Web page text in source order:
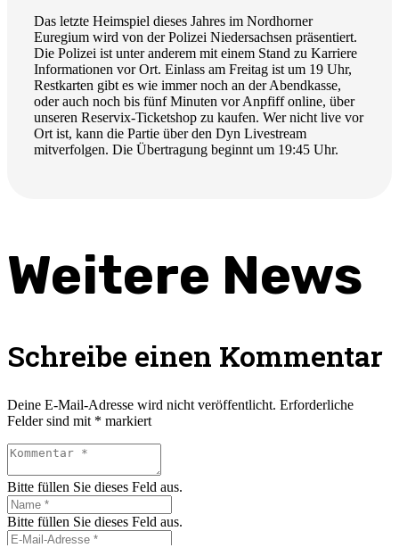
Das letzte Heimspiel dieses Jahres im Nordhorner
Euregium wird von der Polizei Niedersachsen präsentiert.
Die Polizei ist unter anderem mit einem Stand zu Karriere
Informationen vor Ort. Einlass am Freitag ist um 19 Uhr,
Restkarten gibt es wie immer noch an der Abendkasse,
oder auch noch bis fünf Minuten vor Anpfiff online, über
unseren Reservix-Ticketshop zu kaufen. Wer nicht live vor
Ort ist, kann die Partie über den Dyn Livestream
mitverfolgen. Die Übertragung beginnt um 19:45 Uhr.
Weitere News
Schreibe einen Kommentar
Deine E-Mail-Adresse wird nicht veröffentlicht. Erforderliche
Felder sind mit * markiert
Bitte füllen Sie dieses Feld aus.
Bitte füllen Sie dieses Feld aus.